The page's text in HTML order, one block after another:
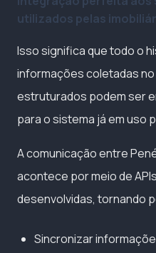
utilizados pelas
Isso significa que todo o
informações coletadas
estruturados podem ser
para o sistema já em uso
A comunicação entre
acontece por meio de
desenvolvidas, tornando
Sincronizar